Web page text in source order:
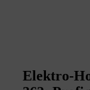
Elektro-